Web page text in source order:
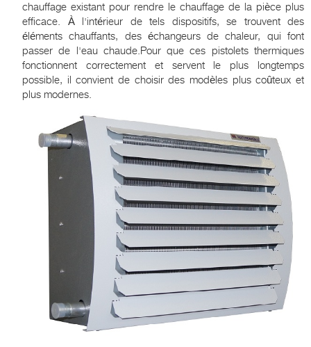
chauffage existant pour rendre le chauffage de la pièce plus
efficace. À l'intérieur de tels dispositifs, se trouvent des
éléments chauffants, des échangeurs de chaleur, qui font
passer de l'eau chaude.Pour que ces pistolets thermiques
fonctionnent correctement et servent le plus longtemps
possible, il convient de choisir des modèles plus coûteux et
plus modernes.